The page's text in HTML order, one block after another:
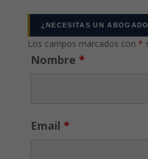
¿NECESITAS UN
Los campos marcados con *
Nombre *
Email *